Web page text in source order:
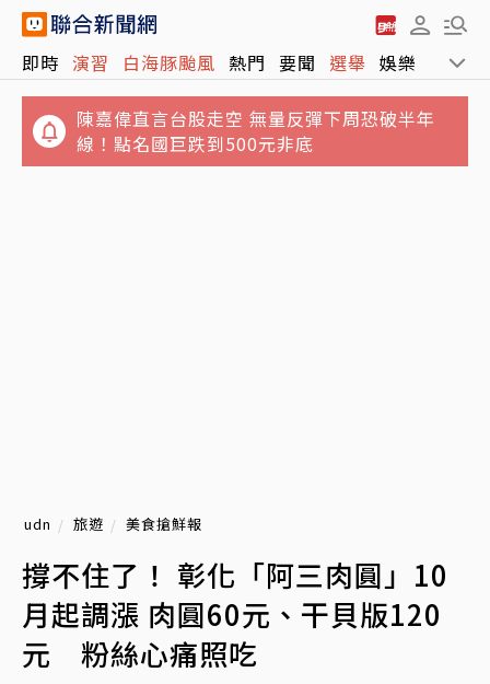
即時 演習 白海豚颱風 熱門 要聞 選舉 娛樂 運動
陳嘉偉直言台股走空 無量反彈下周恐破半年
線！點名國巨跌到500元非底
udn 旅遊 美食搶鮮報
撐不住了！ 彰化「阿三肉圓」10
月起調漲 肉圓60元、干貝版120
元 粉絲心痛照吃